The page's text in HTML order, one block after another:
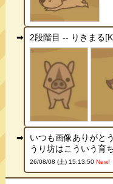
2段階目 -- りきまる
いつも画像ありがと
うり坊はこういう育
26/08/08 (土) 15:13:50New!